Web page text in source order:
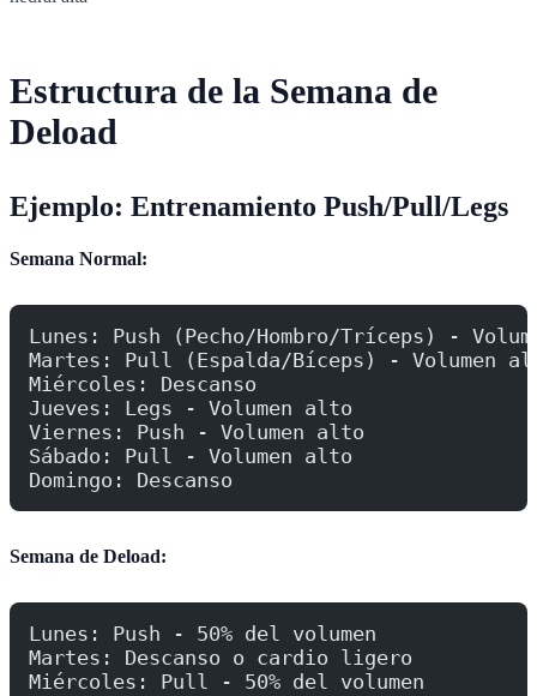
Estructura de la Semana de
Deload
Ejemplo: Entrenamiento Push/Pull/Legs
Semana Normal:
Lunes: Push (Pecho/Hombro/Tríceps) -
Martes: Pull (Espalda/Bíceps) - Volumen
Miércoles: Descanso
Jueves: Legs - Volumen alto
Viernes: Push - Volumen alto
Sábado: Pull - Volumen alto
Domingo: Descanso
Semana de Deload:
Lunes: Push - 50% del volumen
Martes: Descanso o cardio ligero
Miércoles: Pull - 50% del volumen